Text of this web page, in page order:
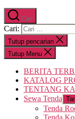
Cari
Cari:
Tutup pencarian
Tutup Menu
BERITA
KATALOG
TENTANG
Sewa Tenda
Tenda
Tenda